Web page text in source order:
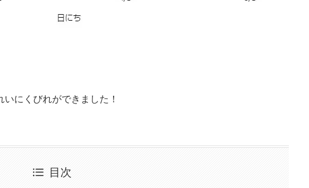
にくびれができました！
目次